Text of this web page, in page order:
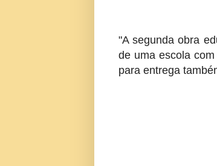
"A segunda obra
de uma escola
para entrega